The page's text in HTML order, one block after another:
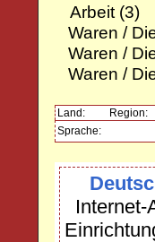
Arbeit(3)
Waren /
Waren /
Waren /
Land: Region:
Sprache:
Internet-